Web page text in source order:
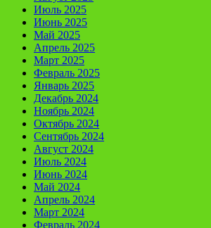
Июль 2025
Июнь 2025
Май 2025
Апрель 2025
Март 2025
Февраль 2025
Январь 2025
Декабрь 2024
Ноябрь 2024
Октябрь 2024
Сентябрь 2024
Август 2024
Июль 2024
Июнь 2024
Май 2024
Апрель 2024
Март 2024
Февраль 2024